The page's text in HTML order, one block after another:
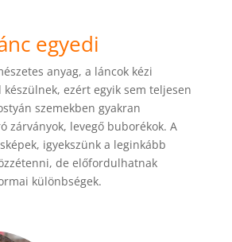
egyedi
anyag, a láncok kézi
készülnek, ezért egyik sem teljesen
szemekben gyakran
zárványok, levegő buborékok. A
igyekszünk a leginkább
de előfordulhatnak
különbségek.